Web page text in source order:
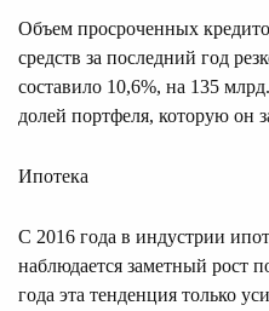
Объем просроченных
средств за последний год
составило 10,6%, на 135
долей портфеля, которую он
Ипотека
С 2016 года в индустрии
наблюдается заметный рост
года эта тенденция только